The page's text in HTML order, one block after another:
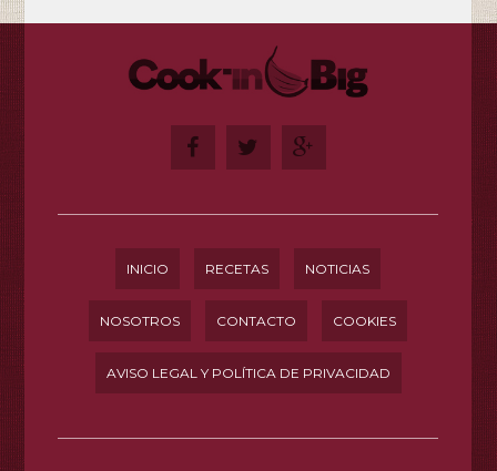
INICIO RECETAS NOTICIAS
NOSOTROS CONTACTO COOKIES
AVISO LEGAL Y POLÍTICA DE PRIVACIDAD